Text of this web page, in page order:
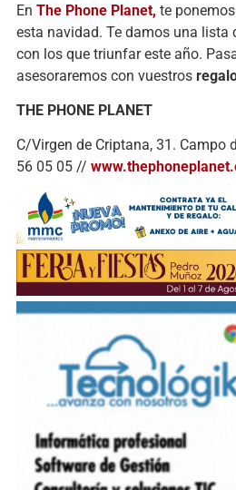
En The Phone Planet, te
esta navidad. Te damos una lista
con los que triunfar este año.
asesoraremos con vuestros
THE PHONE PLANET
C/Virgen de Criptana, 31. Campo
56 05 05 //